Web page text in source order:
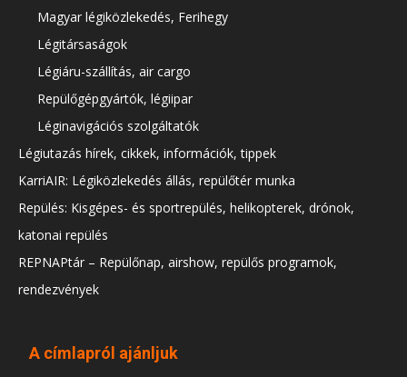
Magyar légiközlekedés, Ferihegy
Légitársaságok
Légiáru-szállítás, air cargo
Repülőgépgyártók, légiipar
Léginavigációs szolgáltatók
Légiutazás hírek, cikkek, információk, tippek
KarriAIR: Légiközlekedés állás, repülőtér munka
Repülés: Kisgépes- és sportrepülés, helikopterek, drónok,
katonai repülés
REPNAPtár – Repülőnap, airshow, repülős programok,
rendezvények
A címlapról ajánljuk